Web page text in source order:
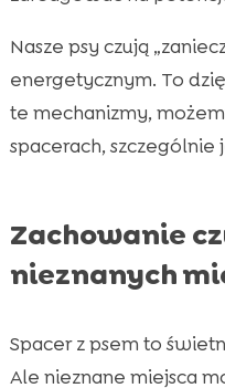
Nasze psy czują
energetycznym. To
te mechanizmy,
spacerach, szczególnie
Zachowanie
nieznanych
Spacer z psem to
Ale nieznane miejsca